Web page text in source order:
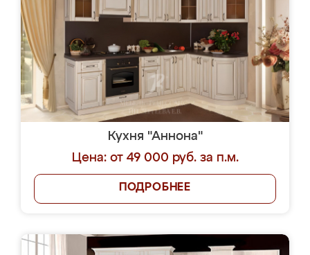
Кухня "Аннона"
Цена: от 49 000 руб. за п.м.
ПОДРОБНЕЕ